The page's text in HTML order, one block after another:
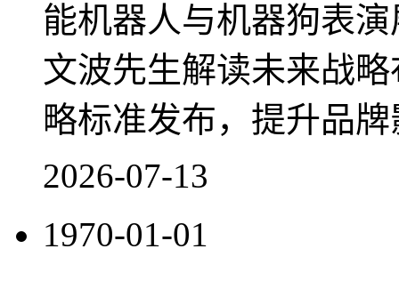
能机器人与机器狗表
文波先生解读未来战
略标准发布，提升品
2026-07-13
1970-01-01